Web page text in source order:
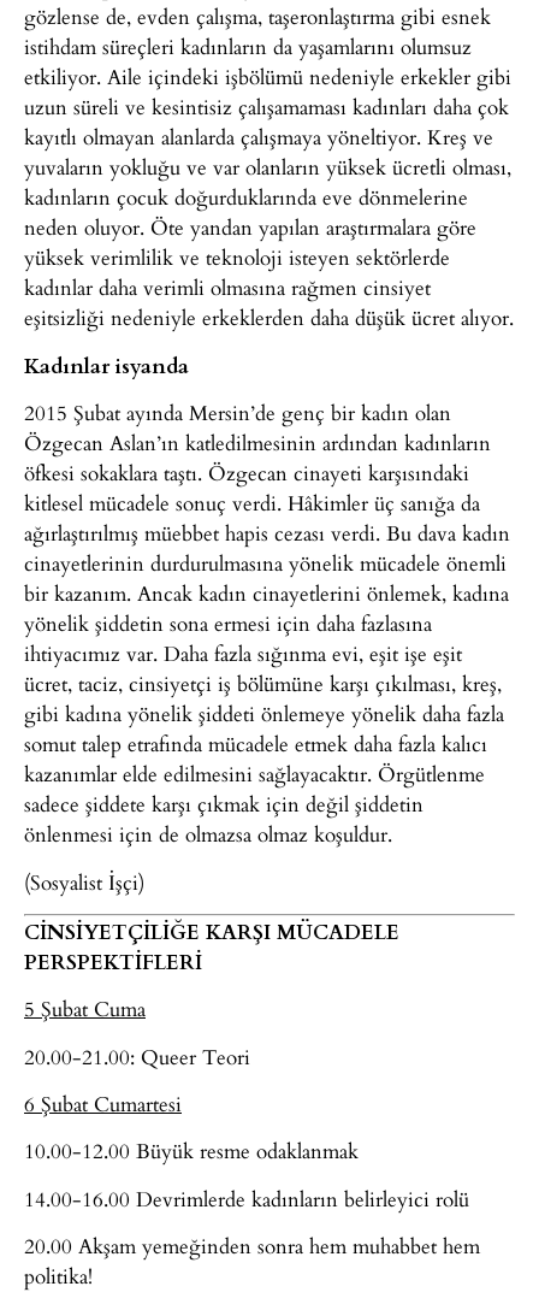
gözlense de, evden çalışma, taşeronlaştırma gibi esnek
istihdam süreçleri kadınların da yaşamlarını olumsuz
etkiliyor. Aile içindeki işbölümü nedeniyle erkekler gibi
uzun süreli ve kesintisiz çalışamaması kadınları daha çok
kayıtlı olmayan alanlarda çalışmaya yöneltiyor. Kreş ve
yuvaların yokluğu ve var olanların yüksek ücretli olması,
kadınların çocuk doğurduklarında eve dönmelerine
neden oluyor. Öte yandan yapılan araştırmalara göre
yüksek verimlilik ve teknoloji isteyen sektörlerde
kadınlar daha verimli olmasına rağmen cinsiyet
eşitsizliği nedeniyle erkeklerden daha düşük ücret alıyor.
Kadınlar isyanda
2015 Şubat ayında Mersin’de genç bir kadın olan
Özgecan Aslan’ın katledilmesinin ardından kadınların
öfkesi sokaklara taştı. Özgecan cinayeti karşısındaki
kitlesel mücadele sonuç verdi. Hâkimler üç sanığa da
ağırlaştırılmış müebbet hapis cezası verdi. Bu dava kadın
cinayetlerinin durdurulmasına yönelik mücadele önemli
bir kazanım. Ancak kadın cinayetlerini önlemek, kadına
yönelik şiddetin sona ermesi için daha fazlasına
ihtiyacımız var. Daha fazla sığınma evi, eşit işe eşit
ücret, taciz, cinsiyetçi iş bölümüne karşı çıkılması, kreş,
gibi kadına yönelik şiddeti önlemeye yönelik daha fazla
somut talep etrafında mücadele etmek daha fazla kalıcı
kazanımlar elde edilmesini sağlayacaktır. Örgütlenme
sadece şiddete karşı çıkmak için değil şiddetin
önlenmesi için de olmazsa olmaz koşuldur.
(Sosyalist İşçi)
CİNSİYETÇİLİĞE KARŞI MÜCADELE
PERSPEKTİFLERİ
5 Şubat Cuma
20.00-21.00: Queer Teori
6 Şubat Cumartesi
10.00-12.00 Büyük resme odaklanmak
14.00-16.00 Devrimlerde kadınların belirleyici rolü
20.00 Akşam yemeğinden sonra hem muhabbet hem
politika!